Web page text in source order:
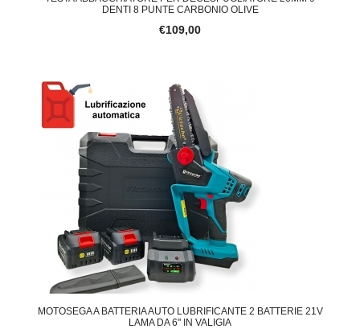
DENTI 8 PUNTE CARBONIO OLIVE
€109,00
MOTOSEGA A BATTERIA AUTO LUBRIFICANTE 2 BATTERIE 21V
LAMA DA 6" IN VALIGIA